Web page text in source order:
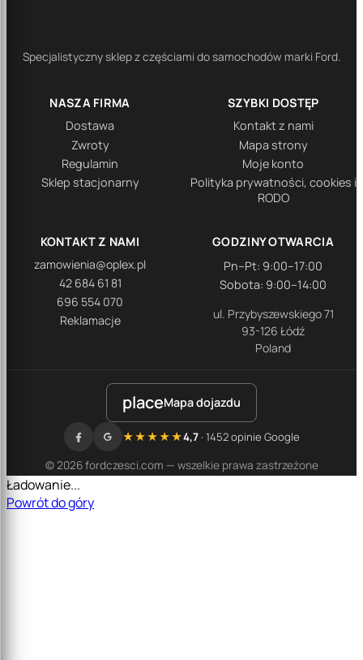
Specjalistyczny sklep z częściami do samochodów marki Ford.
NASZA FIRMA
Dostawa
Zwroty
Regulamin
Sklep stacjonarny
SZYBKI DOSTĘP
Kontakt z nami
Mapa strony
Moje konto
Polityka prywatności, cookies i
RODO
KONTAKT Z NAMI
zamowienia@oplex.pl
42 684 61 81
696 554 070
Reklamacje
GODZINY OTWARCIA
Pn–Pt: 9:00–17:00
Sobota: 9:00–14:00
ul. Przybyszewskiego 71
93-126 Łódź
Poland
placeMapa dojazdu
© 2026 fordczesci.com — wszelkie prawa zastrzeżone
★★★★★4,7· 1452 opinie Google
Ładowanie...
Powrót do góry